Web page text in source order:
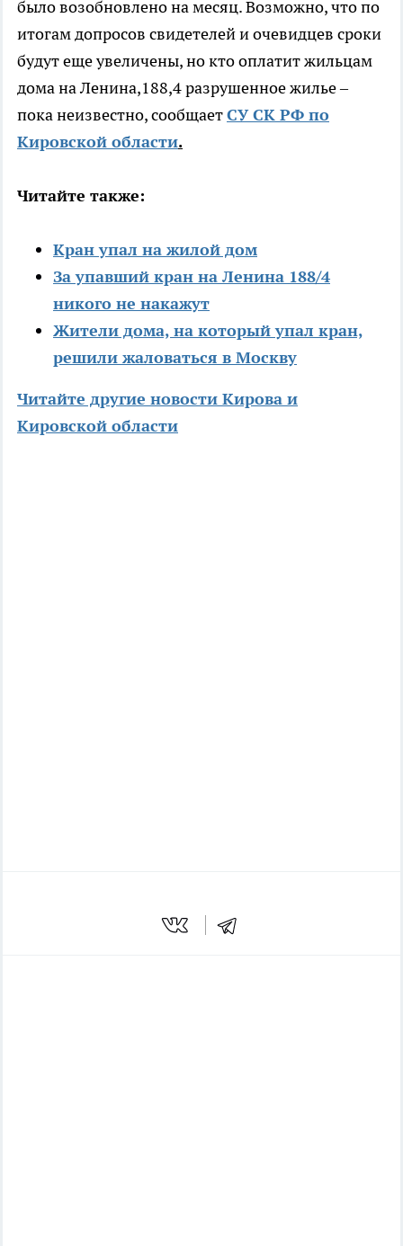
было возобновлено на месяц. Возможно, что по
итогам допросов свидетелей и очевидцев сроки
будут еще увеличены, но кто оплатит жильцам
дома на Ленина,188,4 разрушенное жилье –
пока неизвестно, сообщаетСУ СК РФ по
Кировской области.
Читайте также:
Кран упал на жилой дом
За упавший кран на Ленина 188/4
никого не накажут
Жители дома, на который упал кран,
решили жаловаться в Москву
Читайте другие новости Кирова и
Кировской области